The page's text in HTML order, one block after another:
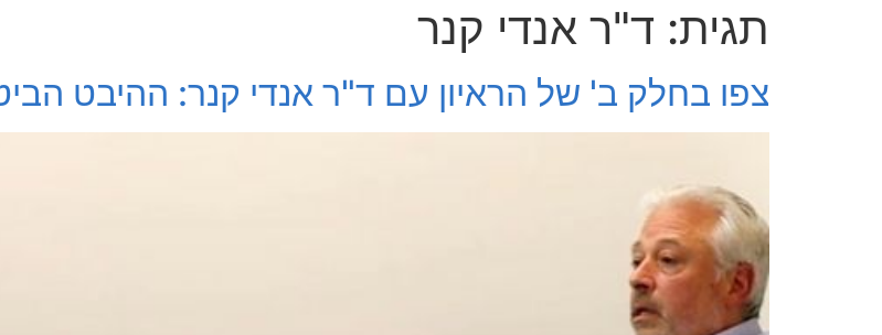
תגית: ד"ר אנדי קנר
צפו בחלק ב' של הראיון עם ד"ר אנדי קנר: ההיבט